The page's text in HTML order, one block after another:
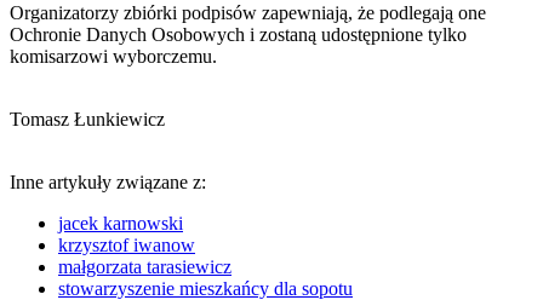
Organizatorzy zbiórki podpisów zapewniają, że podlegają one
Ochronie Danych Osobowych i zostaną udostępnione tylko
komisarzowi wyborczemu.
Tomasz Łunkiewicz
Inne artykuły związane z:
jacek karnowski
krzysztof iwanow
małgorzata tarasiewicz
stowarzyszenie mieszkańcy dla sopotu